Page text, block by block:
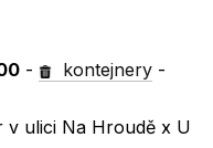
- kontejnery -
v ulici Na Hroudě x U